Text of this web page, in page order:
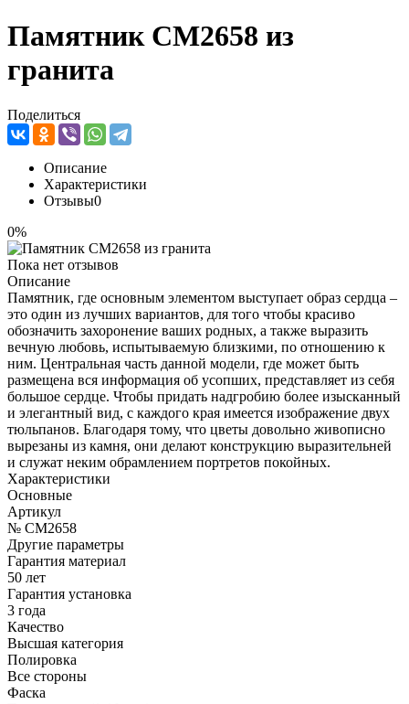
Памятник CM2658 из
гранита
Поделиться
Описание
Характеристики
Отзывы0
0%
Пока нет отзывов
Описание
Памятник, где основным элементом выступает образ сердца –
это один из лучших вариантов, для того чтобы красиво
обозначить захоронение ваших родных, а также выразить
вечную любовь, испытываемую близкими, по отношению к
ним. Центральная часть данной модели, где может быть
размещена вся информация об усопших, представляет из себя
большое сердце. Чтобы придать надгробию более изысканный
и элегантный вид, с каждого края имеется изображение двух
тюльпанов. Благодаря тому, что цветы довольно живописно
вырезаны из камня, они делают конструкцию выразительней
и служат неким обрамлением портретов покойных.
Характеристики
Основные
Артикул
№ CM2658
Другие параметры
Гарантия материал
50 лет
Гарантия установка
3 года
Качество
Высшая категория
Полировка
Все стороны
Фаска